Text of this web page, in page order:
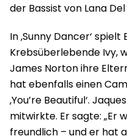
der Bassist von Lana Del
In ‚Sunny Dancer‘
Krebsüberlebende Ivy,
James Norton ihre
hat ebenfalls einen
‚You’re Beautiful‘.
mitwirkte. Er sagte: „Er
freundlich – und er hat